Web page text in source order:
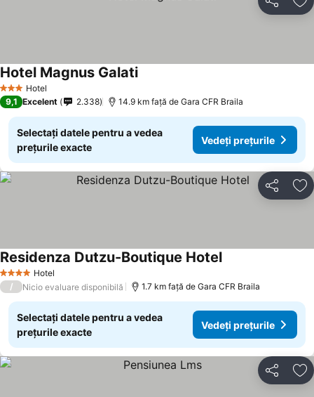
Distribuiți
3 SteleHotel
Hotel Magnus Galati
9,1 Excelent 2.338 14.9 km faţă de Gara CFR Braila
Selectați datele pentru a vedea
prețurile exacte
Vedeți prețurile
Distribuiți
4 Stele Hotel
Residenza Dutzu-Boutique Hotel
/ Nicio evaluare disponibilă 1.7 km faţă de Gara CFR Braila
Selectați datele pentru a vedea
prețurile exacte
Vedeți prețurile
Distribuiți